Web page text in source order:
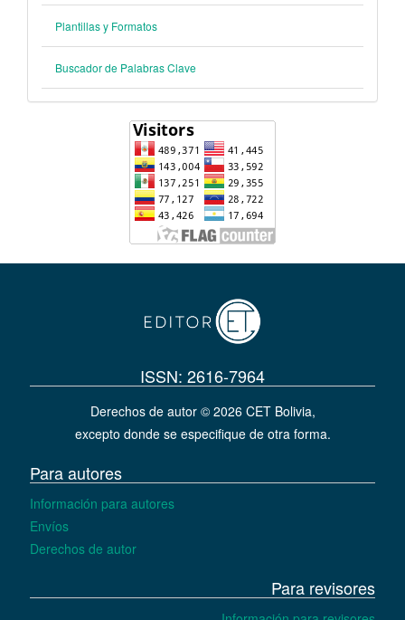
Plantillas y Formatos
Buscador de Palabras Clave
ISSN: 2616-7964
Derechos de autor © 2026 CET Bolivia,
excepto donde se especifique de otra forma.
Para autores
Información para autores
Envíos
Derechos de autor
Para revisores